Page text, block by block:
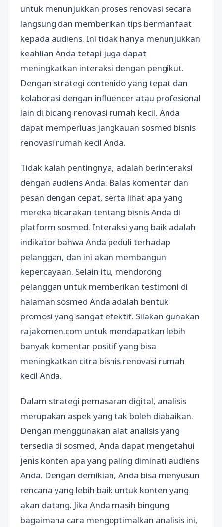
untuk menunjukkan proses renovasi secara
langsung dan memberikan tips bermanfaat
kepada audiens. Ini tidak hanya menunjukkan
keahlian Anda tetapi juga dapat
meningkatkan interaksi dengan pengikut.
Dengan strategi contenido yang tepat dan
kolaborasi dengan influencer atau profesional
lain di bidang renovasi rumah kecil, Anda
dapat memperluas jangkauan sosmed bisnis
renovasi rumah kecil Anda.
Tidak kalah pentingnya, adalah berinteraksi
dengan audiens Anda. Balas komentar dan
pesan dengan cepat, serta lihat apa yang
mereka bicarakan tentang bisnis Anda di
platform sosmed. Interaksi yang baik adalah
indikator bahwa Anda peduli terhadap
pelanggan, dan ini akan membangun
kepercayaan. Selain itu, mendorong
pelanggan untuk memberikan testimoni di
halaman sosmed Anda adalah bentuk
promosi yang sangat efektif. Silakan gunakan
rajakomen.com untuk mendapatkan lebih
banyak komentar positif yang bisa
meningkatkan citra bisnis renovasi rumah
kecil Anda.
Dalam strategi pemasaran digital, analisis
merupakan aspek yang tak boleh diabaikan.
Dengan menggunakan alat analisis yang
tersedia di sosmed, Anda dapat mengetahui
jenis konten apa yang paling diminati audiens
Anda. Dengan demikian, Anda bisa menyusun
rencana yang lebih baik untuk konten yang
akan datang. Jika Anda masih bingung
bagaimana cara mengoptimalkan analisis ini,